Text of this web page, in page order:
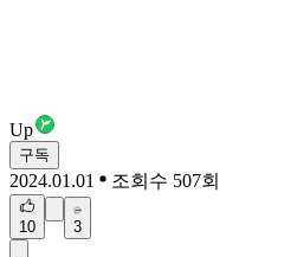
Up
구독
2024.01.01 조회수 507회
10 3